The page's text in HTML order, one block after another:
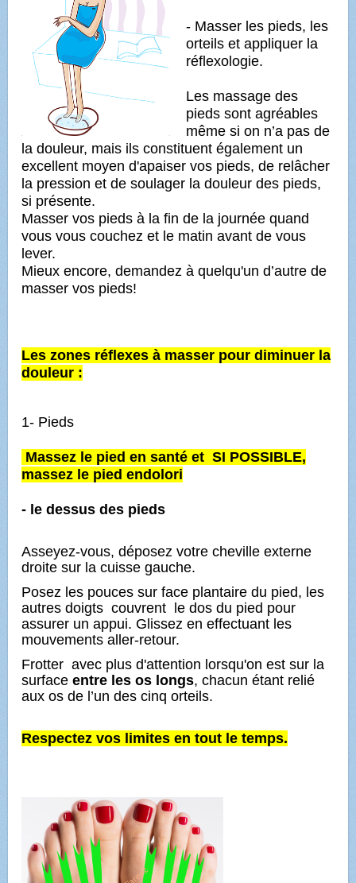
- Masser les pieds, les
orteils et appliquer la
réflexologie.
Les massage des
pieds sont agréables
même si on n’a pas de
la douleur, mais ils constituent également un
excellent moyen d'apaiser vos pieds, de relâcher
la pression et de soulager la douleur des pieds,
si présente.
Masser vos pieds à la fin de la journée quand
vous vous couchez et le matin avant de vous
lever.
Mieux encore, demandez à quelqu'un d’autre de
masser vos pieds!
Les zones réflexes à masser pour diminuer la
douleur :
1- Pieds
Massez le pied en santé et SI POSSIBLE,
massez le pied endolori
- le dessus des pieds
Asseyez-vous, déposez votre cheville externe
droite sur la cuisse gauche.
Posez les pouces sur face plantaire du pied, les
autres doigts couvrent le dos du pied pour
assurer un appui. Glissez en effectuant les
mouvements aller-retour.
Frotter avec plus d'attention lorsqu'on est sur la
surfaceentre les os longs, chacun étant relié
aux os de l’un des cinq orteils.
Respectez vos limites en tout le temps.